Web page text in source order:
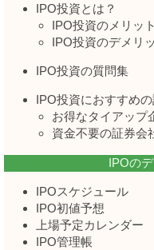
IPO投資とは？
IPO投資のメリット
IPO投資のデメリ
IPO投資の質問集
IPO投資におすすめ
お得なタイアップ
資金不要の証券会
IPOの
IPOスケジュール
IPO初値予想
上場予定カレンダー
IPO管理帳